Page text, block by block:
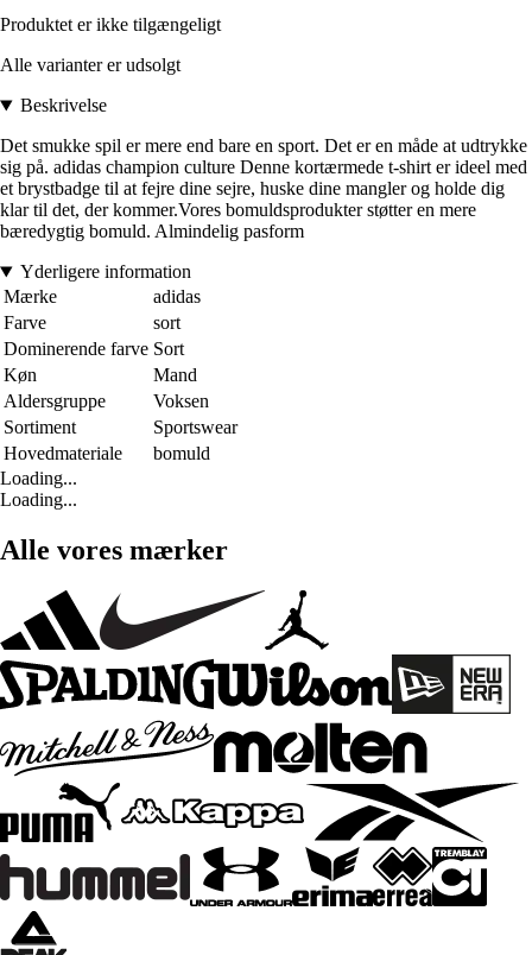
Produktet er ikke tilgængeligt
Alle varianter er udsolgt
Beskrivelse
Det smukke spil er mere end bare en sport. Det er en måde at udtrykke
sig på. adidas champion culture Denne kortærmede t-shirt er ideel med
et brystbadge til at fejre dine sejre, huske dine mangler og holde dig
klar til det, der kommer.Vores bomuldsprodukter støtter en mere
bæredygtig bomuld. Almindelig pasform
Yderligere information
Mærke
adidas
Farve
sort
Dominerende farve Sort
Køn
Mand
Aldersgruppe
Voksen
Sortiment
Sportswear
Hovedmateriale
bomuld
Loading...
Loading...
Alle vores mærker